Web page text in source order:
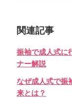
関連記事
振袖で成人式に
ナー解説
なぜ成人式で振
来とは？